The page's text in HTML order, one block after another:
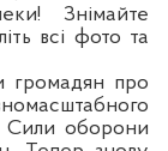
Знімайте
всі фото та
громадян про
Сили оборони